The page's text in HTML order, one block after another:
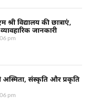
श्री विद्यालय की छात्राएं,
जानकारी
pm
संस्कृति और प्रकृति
pm